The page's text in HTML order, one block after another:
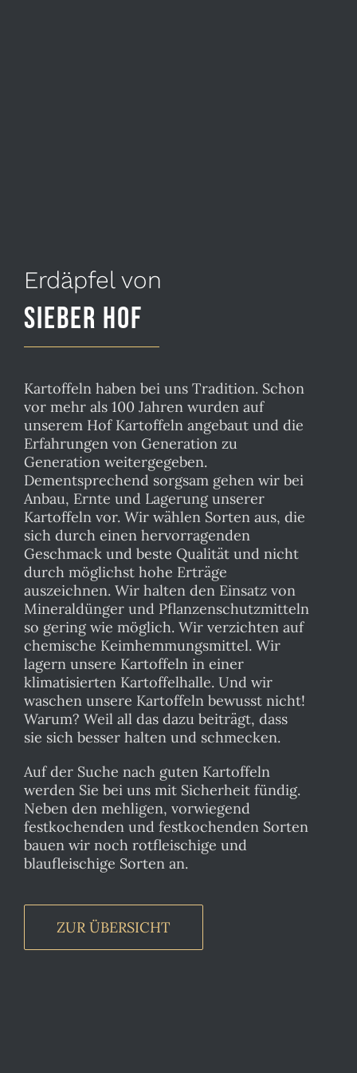
Erdäpfel von
Sieber Hof
Kartoffeln haben bei uns Tradition. Schon
vor mehr als 100 Jahren wurden auf
unserem Hof Kartoffeln angebaut und die
Erfahrungen von Generation zu
Generation weitergegeben.
Dementsprechend sorgsam gehen wir bei
Anbau, Ernte und Lagerung unserer
Kartoffeln vor. Wir wählen Sorten aus, die
sich durch einen hervorragenden
Geschmack und beste Qualität und nicht
durch möglichst hohe Erträge
auszeichnen. Wir halten den Einsatz von
Mineraldünger und Pflanzenschutzmitteln
so gering wie möglich. Wir verzichten auf
chemische Keimhemmungsmittel. Wir
lagern unsere Kartoffeln in einer
klimatisierten Kartoffelhalle. Und wir
waschen unsere Kartoffeln bewusst nicht!
Warum? Weil all das dazu beiträgt, dass
sie sich besser halten und schmecken.
Auf der Suche nach guten Kartoffeln
werden Sie bei uns mit Sicherheit fündig.
Neben den mehligen, vorwiegend
festkochenden und festkochenden Sorten
bauen wir noch rotfleischige und
blaufleischige Sorten an.
ZUR ÜBERSICHT